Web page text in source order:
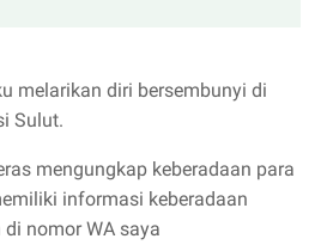
melarikan diri bersembunyi di
Sulut.
mengungkap keberadaan para
informasi keberadaan
nomor WA saya